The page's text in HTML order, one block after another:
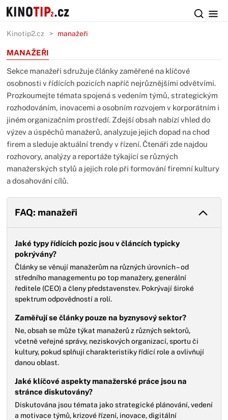
Kinotip2.cz manažeři
MANAŽEŘI
Sekce manažeři sdružuje články zaměřené na klíčové
osobnosti v řídících pozicích napříč nejrůznějšími odvětvími.
Prozkoumejte témata spojená s vedením týmů, strategickým
rozhodováním, inovacemi a osobním rozvojem v korporátním i
jiném organizačním prostředí. Zdejší obsah nabízí vhled do
výzev a úspěchů manažerů, analyzuje jejich dopad na chod
firem a sleduje aktuální trendy v řízení. Čtenáři zde najdou
rozhovory, analýzy a reportáže týkající se různých
manažerských stylů a jejich role při formování firemní kultury
a dosahování cílů.
FAQ: manažeři
Jaké typy řídících pozic jsou v článcích typicky
pokrývány?
Články se věnují manažerům na různých úrovních – od
středního managementu po top manažery, generální
ředitele (CEO) a členy představenstev. Pokrývají široké
spektrum odpovědností a rolí.
Zaměřují se články pouze na byznysový sektor?
Ne, obsah se může týkat manažerů z různých sektorů,
včetně veřejné správy, neziskových organizací, sportu či
kultury, pokud splňují charakteristiky řídící role a ovlivňují
danou oblast.
Jaké klíčové aspekty manažerské práce jsou na
stránce diskutovány?
Diskutována jsou témata jako strategické plánování, vedení
a motivace týmů, krizové řízení, inovace, digitální